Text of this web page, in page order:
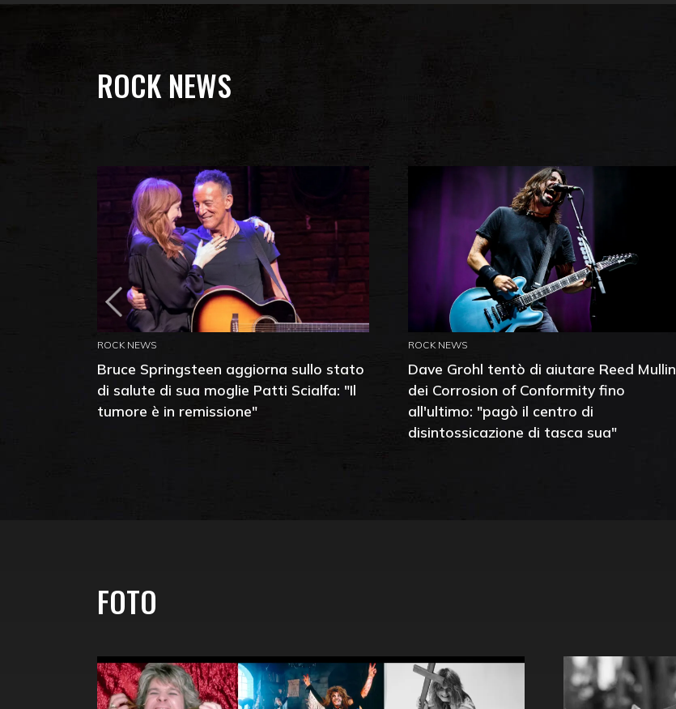
ROCK NEWS
ROCK NEWS
Bruce Springsteen aggiorna sullo stato
di salute di sua moglie Patti Scialfa: "Il
tumore è in remissione"
ROCK NEWS
Dave Grohl tentò di aiutare Reed Mullin
dei Corrosion of Conformity fino
all'ultimo: "pagò il centro di
disintossicazione di tasca sua"
FOTO